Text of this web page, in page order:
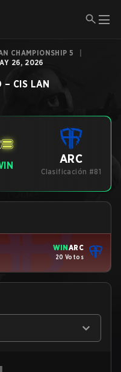
CHAMPIONSHIP 5
26, 2026
– CIS LAN
ARC
Clasificación #81
WINARC
20 Votos